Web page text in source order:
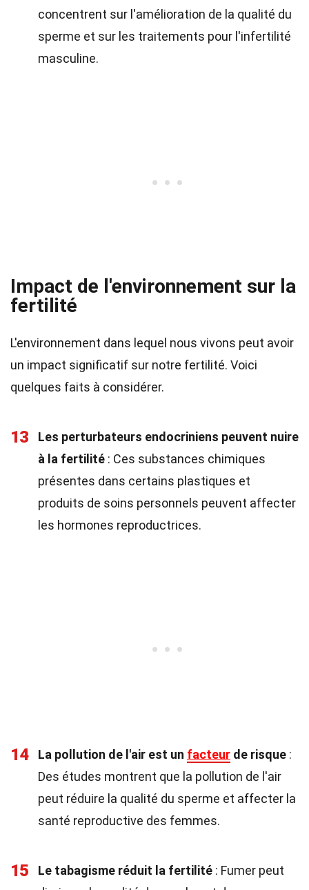
concentrent sur l'amélioration de la qualité du
sperme et sur les traitements pour l'infertilité
masculine.
Impact de l'environnement sur la
fertilité
L'environnement dans lequel nous vivons peut avoir
un impact significatif sur notre fertilité. Voici
quelques faits à considérer.
13
Les perturbateurs endocriniens peuvent nuire
à la fertilité : Ces substances chimiques
présentes dans certains plastiques et
produits de soins personnels peuvent affecter
les hormones reproductrices.
14 La pollution de l'air est un facteur de risque :
Des études montrent que la pollution de l'air
peut réduire la qualité du sperme et affecter la
santé reproductive des femmes.
15 Le tabagisme réduit la fertilité : Fumer peut